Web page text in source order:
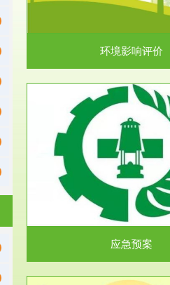
环境影响评价
制环境影响报
应急预案
服务范
清洁生产审
根据《中华人民共和国清洁
洁生产审核暂行